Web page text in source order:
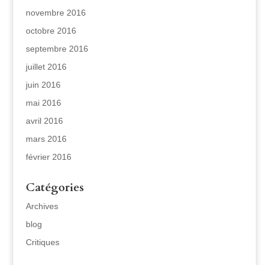
novembre 2016
octobre 2016
septembre 2016
juillet 2016
juin 2016
mai 2016
avril 2016
mars 2016
février 2016
Catégories
Archives
blog
Critiques